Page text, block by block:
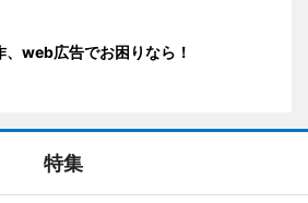
、web広告でお困りなら！
特集